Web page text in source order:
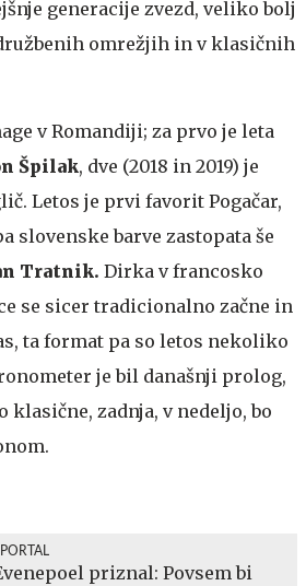
generacije zvezd, veliko bolj
omrežjih in v klasičnih
v Romandiji; za prvo je leta
Špilak, dve (2018 in 2019) je
Letos je prvi favorit Pogačar,
slovenske barve zastopata še
Tratnik. Dirka v francosko
se sicer tradicionalno začne in
ta format pa so letos nekoliko
je bil današnji prolog,
klasične, zadnja, v nedeljo, bo
priznal: Povsem bi